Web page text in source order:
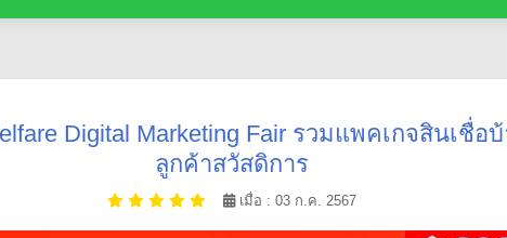
Digital Marketing Fair รวมแพคเกจสินเชื่อ
ลูกค้าสวัสดิการ
เมื่อ : 03 ก.ค. 2567